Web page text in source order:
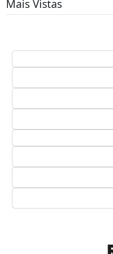
Mais Vistas